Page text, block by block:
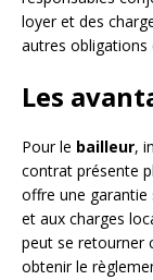
loyer et des
autres
Les
Pour le bailleur,
contrat présente
offre une garantie
et aux charges
peut se retourner
obtenir le